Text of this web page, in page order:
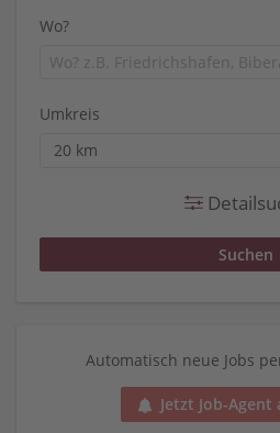
Wo?
Umkreis
Automatisch neue Jobs
Jetzt Job-